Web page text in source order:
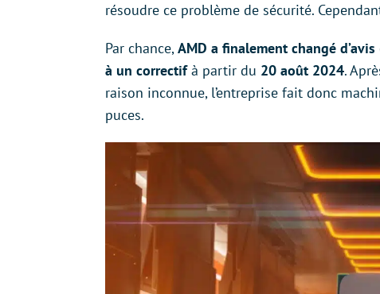
résoudre ce problème de sécurité.
Par chance,AMD a finalement changé d’avis
à un correctifà partir du 20 août 2024.
raison inconnue, l’entreprise fait donc
puces.